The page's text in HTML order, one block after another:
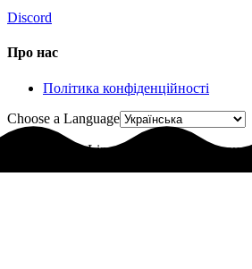
Discord
Про нас
Політика конфіденційності
Choose a Language
© 2025 LingoLingo. Усі права захищено.